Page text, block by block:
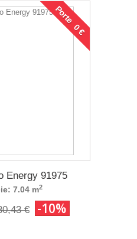
Porte 0 €
Energy 91975
7.04 m2
€ -10%